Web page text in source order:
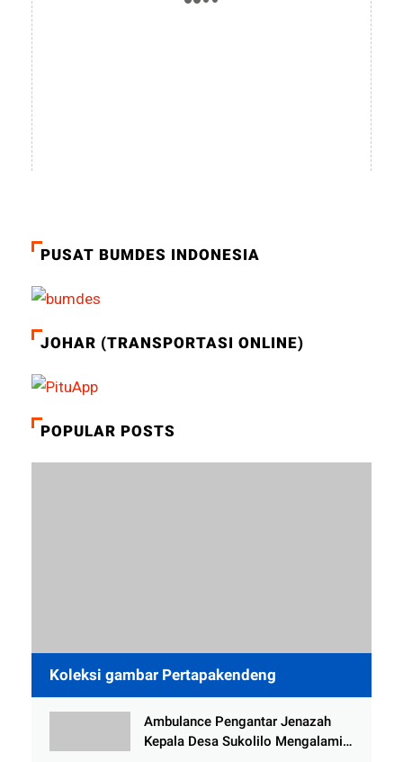
PUSAT BUMDES INDONESIA
JOHAR (TRANSPORTASI ONLINE)
POPULAR POSTS
Koleksi gambar Pertapakendeng
Ambulance Pengantar Jenazah
Kepala Desa Sukolilo Mengalami